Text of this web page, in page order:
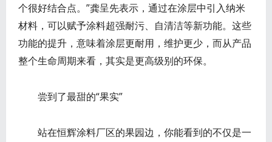
个很好结合点。”龚呈先表示，通过在涂层中引入纳米
材料，可以赋予涂料超强耐污、自清洁等新功能。这些
功能的提升，意味着涂层更耐用，维护更少，而从产品
整个生命周期来看，其实是更高级别的环保。
尝到了最甜的“果实”
站在恒辉涂料厂区的果园边，你能看到的不仅是一